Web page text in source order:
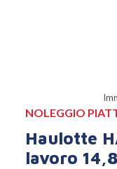
NOLEGGIO
Haulotte
lavoro